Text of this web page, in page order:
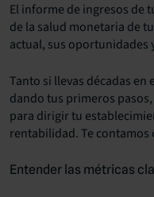
El informe de ingresos de
de la salud monetaria de
actual, sus oportunidades
Tanto si llevas décadas
dando tus primeros
para dirigir tu
rentabilidad. Te contamos
Entender las métricas